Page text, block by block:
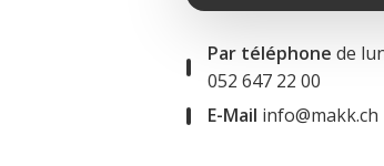
Par téléphone de
052 647 22 00
E-Mail info@makk.ch